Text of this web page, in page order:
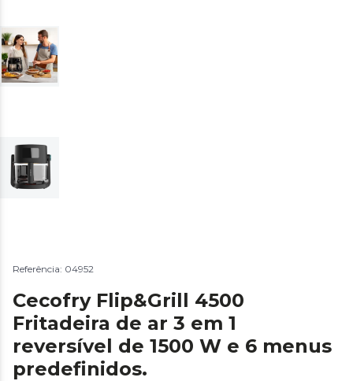
Referência: 04952
Cecofry Flip&Grill 4500
Fritadeira de ar 3 em 1
reversível de 1500 W e 6 menus
predefinidos.